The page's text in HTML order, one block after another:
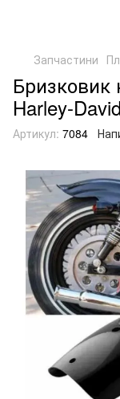
Запчастини
Бризковик
Harley-
Артикул: 7084